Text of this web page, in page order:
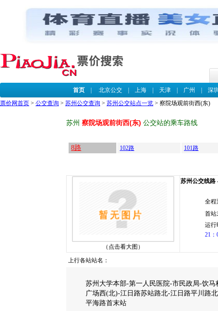
首页| 北京公交| 上海| 天津| 广州
深
票价网首页 > 公交查询 > 苏州公交查询 > 苏州公交站点一览 > 察院场观前街西(东)
苏州 察院场观前街西(东) 公交站的乘车路线
8路 102路 101路
（点击看大图）
苏州公交线路
全程
首站
运行
21：
上行各站站名：
苏州大学本部-第一人民医院-市民政局-饮马
广场西(北)-江日路苏站路北-江日路平川路
平海路首末站